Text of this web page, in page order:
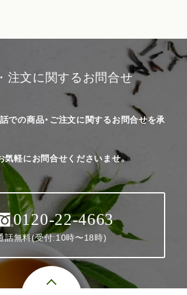
注文に関するお問合せ
での商品・ご注文に関するお問合せを承
気軽にお問合せくださいませ。
0120-22-4663
話無料(受付:10時〜18時)